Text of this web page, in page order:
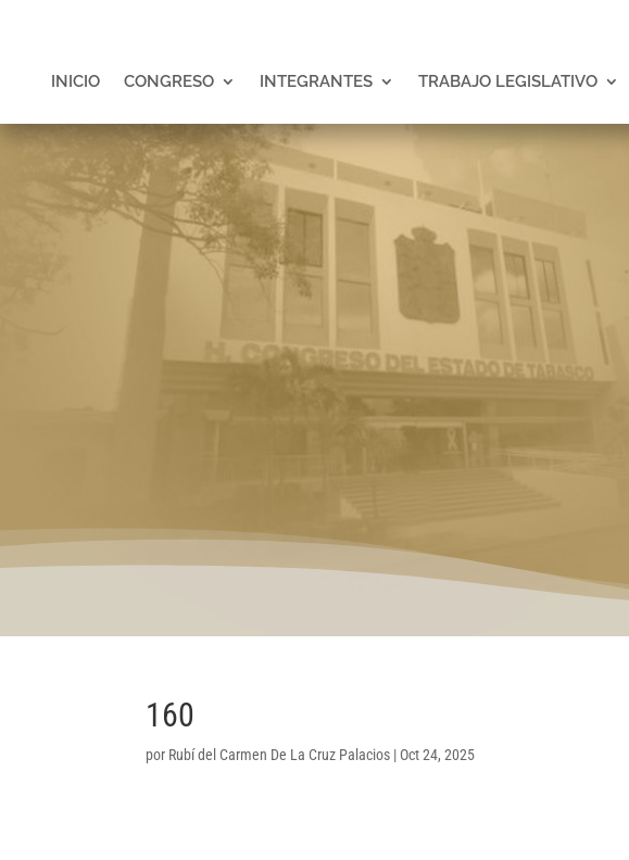
INICIO CONGRESO INTEGRANTES TRABAJO LEGISLATIVO
160
por Rubí del Carmen De La Cruz Palacios | Oct 24, 2025